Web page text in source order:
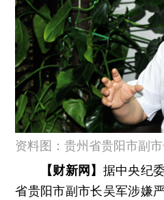
资料图：贵州省贵阳市副
【财新网】 据中央纪
省贵阳市副市长吴军涉嫌